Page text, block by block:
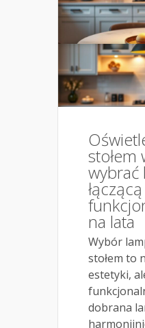
stołem
wybrać
łączącą
na lata
Wybór
stołem to
estetyki,
dobrana